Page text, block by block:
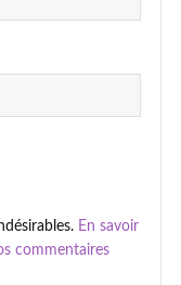
En savoir
commentaires